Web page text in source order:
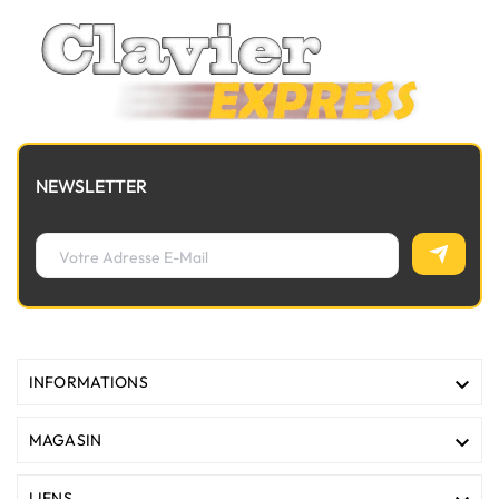
NEWSLETTER
INFORMATIONS 
MAGASIN 